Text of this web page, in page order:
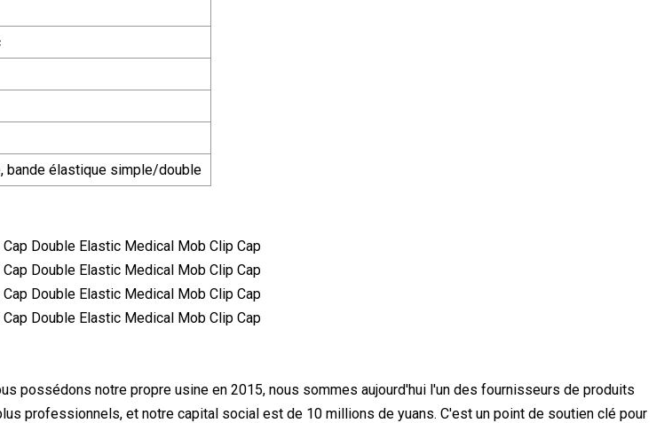
bande élastique simple/double
possédons notre propre usine en 2015, nous sommes aujourd'hui l'un des fournisseurs de produits
professionnels, et notre capital social est de 10 millions de yuans. C'est un point de soutien clé pour